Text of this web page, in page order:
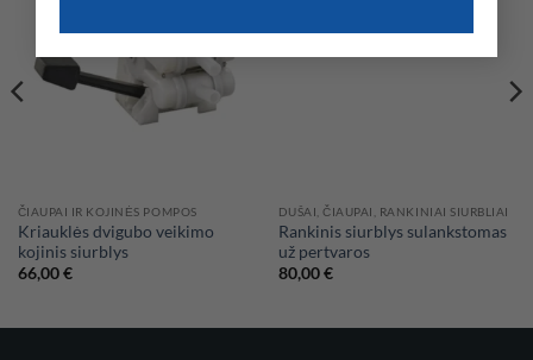
ČIAUPAI IR KOJINĖS POMPOS
Kriauklės dvigubo veikimo
kojinis siurblys
66,00€
DUŠAI, ČIAUPAI, RANKINIAI SIURBLIAI
Rankinis siurblys sulankstomas
už pertvaros
80,00€